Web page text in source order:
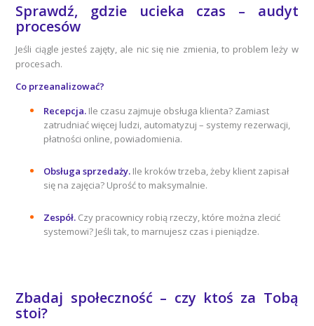
Sprawdź, gdzie ucieka czas – audyt
procesów
Jeśli ciągle jesteś zajęty, ale nic się nie zmienia, to problem leży w
procesach.
Co przeanalizować?
Recepcja. Ile czasu zajmuje obsługa klienta? Zamiast
zatrudniać więcej ludzi, automatyzuj – systemy rezerwacji,
płatności online, powiadomienia.
Obsługa sprzedaży. Ile kroków trzeba, żeby klient zapisał
się na zajęcia? Uprość to maksymalnie.
Zespół. Czy pracownicy robią rzeczy, które można zlecić
systemowi? Jeśli tak, to marnujesz czas i pieniądze.
Zbadaj społeczność – czy ktoś za Tobą
stoi?